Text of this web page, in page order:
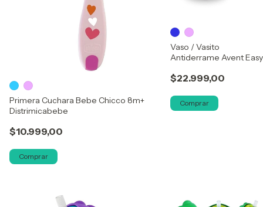
Primera Cuchara Bebe Chicco 8m+
Distrimicabebe
$10.999,00
Comprar
Vaso / Vasito
Antiderrame Avent Easy
$22.999,00
Comprar